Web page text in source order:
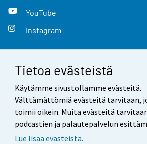
Tietoa evästeistä
Käytämme sivustollamme evästeitä.
Välttämättömiä evästeitä tarvitaan,
toimii oikein. Muita evästeitä
podcastien ja palautepalvelun
Lue lisää evästeistä.
YouTube
Instagram
Yhteystiedot
Palaute
Käyttöehdot